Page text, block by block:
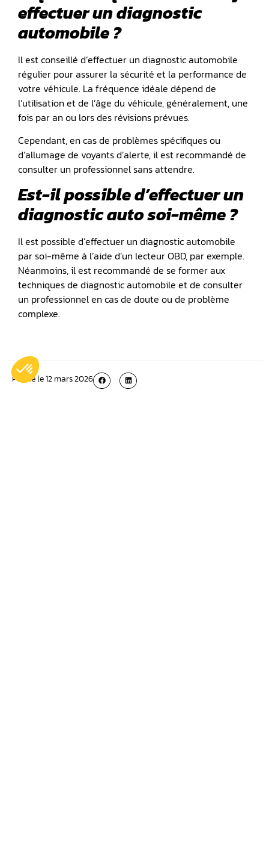
effectuer un diagnostic
automobile ?
Il est conseillé d’effectuer un diagnostic automobile
régulier pour assurer la sécurité et la performance de
votre véhicule. La fréquence idéale dépend de
l’utilisation et de l’âge du véhicule, généralement, une
fois par an ou lors des révisions prévues.
Cependant, en cas de problèmes spécifiques ou
d’allumage de voyants d’alerte, il est recommandé de
consulter un professionnel sans attendre.
Est-il possible d’effectuer un
diagnostic auto soi-même ?
Il est possible d’effectuer un diagnostic automobile
par soi-même à l’aide d’un lecteur OBD, par exemple.
Néanmoins, il est recommandé de se former aux
techniques de diagnostic automobile et de consulter
un professionnel en cas de doute ou de problème
complexe.
Publié le12 mars 2026